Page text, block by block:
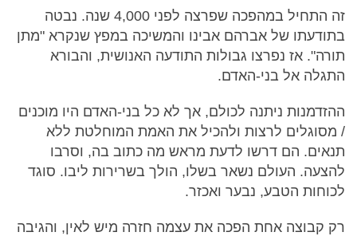
זה התחיל במהפכה שפרצה לפני 4,000 שנה. נבטה
בתודעתו של אברהם אבינו והמשיכה במפץ שנקרא "מתן
תורה". אז נפרצו גבולות התודעה האנושית, והבורא
התגלה אל בני-האדם.
ההזדמנות ניתנה לכולם, אך לא כל בני-האדם היו מוכנים
/ מסוגלים לרצות ולהכיל את האמת המוחלטת ללא
תנאים. הם דרשו לדעת מראש מה כתוב בה, וסרבו
להצעה. העולם נשאר בשלו, הולך בשרירות ליבו. סוגד
לכוחות הטבע, נבער ואכזר.
רק קבוצה אחת הפכה את עצמה חזרה מיש לאין, והגיבה